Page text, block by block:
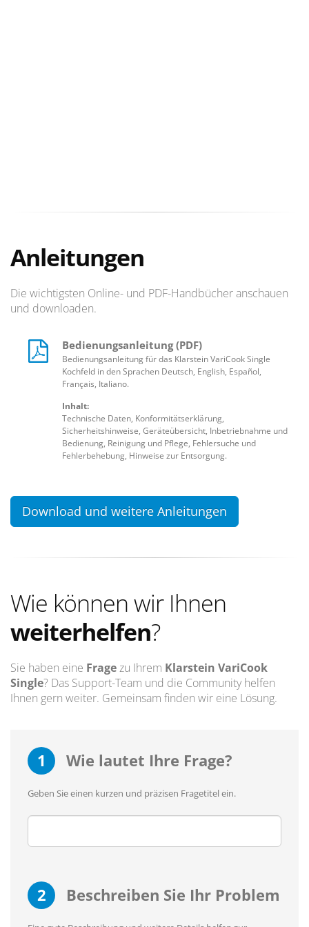
Anleitungen
Die wichtigsten Online- und PDF-Handbücher anschauen
und downloaden.
Bedienungsanleitung (PDF)
Bedienungsanleitung für das Klarstein VariCook Single
Kochfeld in den Sprachen Deutsch, English, Español,
Français, Italiano.
Inhalt:
Technische Daten, Konformitätserklärung,
Sicherheitshinweise, Geräteübersicht, Inbetriebnahme und
Bedienung, Reinigung und Pflege, Fehlersuche und
Fehlerbehebung, Hinweise zur Entsorgung.
Download und weitere Anleitungen
Wie können wir Ihnen
weiterhelfen?
Sie haben eine Fragezu Ihrem Klarstein VariCook
Single? Das Support-Team und die Community helfen
Ihnen gern weiter. Gemeinsam finden wir eine Lösung.
1 Wie lautet Ihre Frage?
Geben Sie einen kurzen und präzisen Fragetitel ein.
2 Beschreiben Sie Ihr Problem